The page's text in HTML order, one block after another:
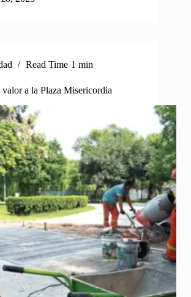
Read Time 1 min
a la Plaza Misericordia